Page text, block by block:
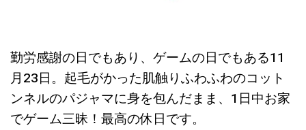
勤労感謝の日でもあり、ゲームの日でもある11
月23日。起毛がかった肌触りふわふわのコット
ンネルのパジャマに身を包んだまま、1日中お家
でゲーム三昧！最高の休日です。